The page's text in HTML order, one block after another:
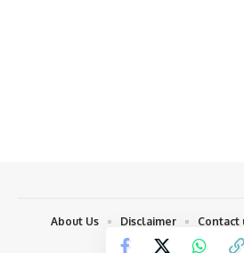
About Us Disclaimer Contact